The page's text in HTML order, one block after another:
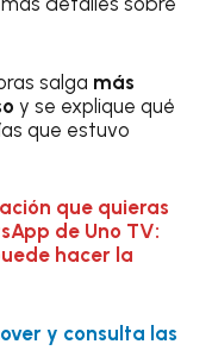
salga más
y se explique qué
que estuvo
que quieras
de Uno TV:
hacer la
y consulta las